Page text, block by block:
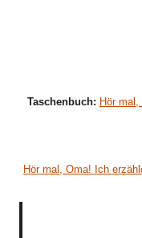
Taschenbuch: Hör
Hör mal, Oma! Ich